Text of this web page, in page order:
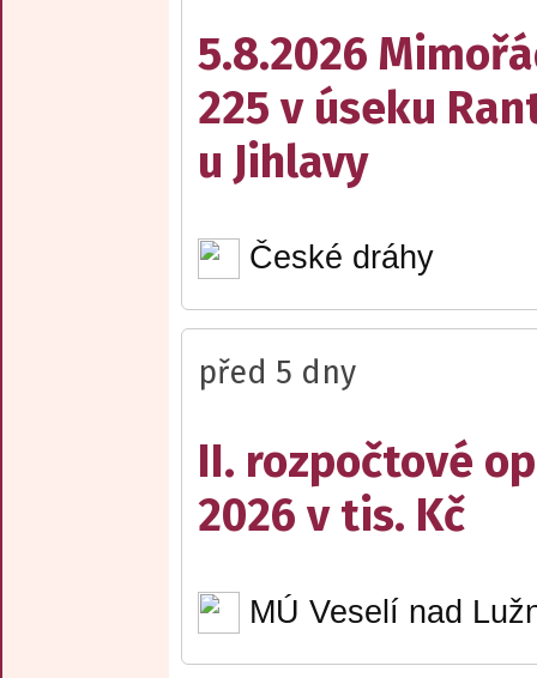
5.8.2026
225 v úseku
u Jihlavy
České dráhy
před 5 dny
II. rozpočtové
2026 v tis. Kč
MÚ Veselí nad